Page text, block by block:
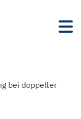
bei doppelter